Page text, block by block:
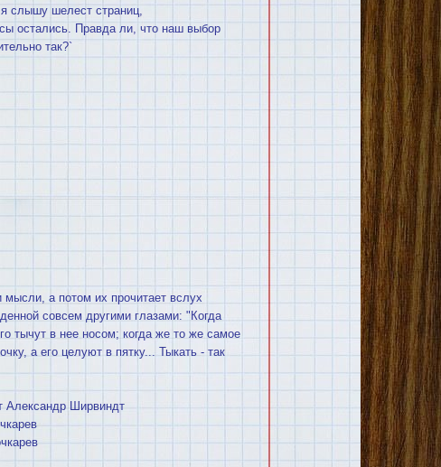
слышу шелест страниц,
остались. Правда ли, что наш выбор
так?`
мысли, а потом их прочитает вслух
совсем другими глазами: "Когда
тычут в нее носом; когда же то же самое
а его целуют в пятку... Тыкать - так
Александр Ширвиндт